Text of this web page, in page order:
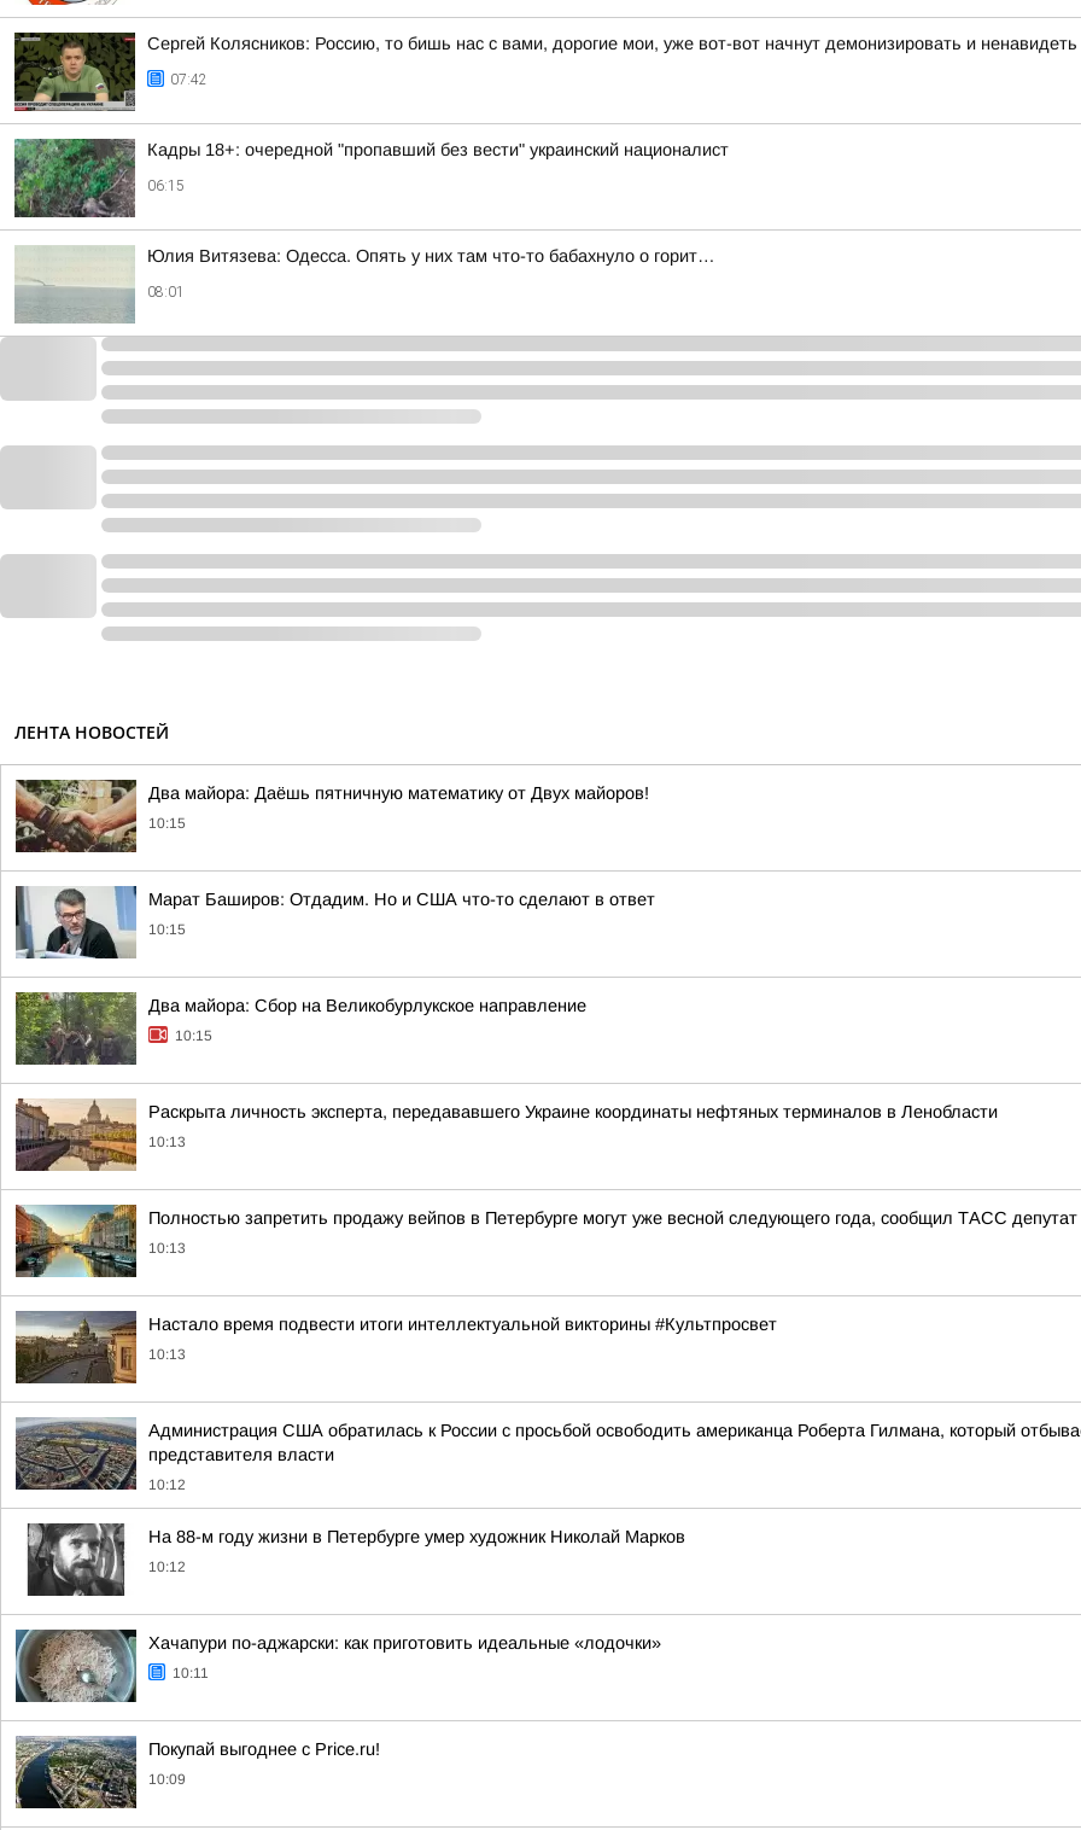
Сергей Колясников: Россию, то бишь нас с вами, дорогие мои, уже вот-вот начнут демонизировать и
07:42
Кадры 18+: очередной "пропавший без вести" украинский националист
06:15
Юлия Витязева: Одесса. Опять у них там что-то бабахнуло о горит…
08:01
ЛЕНТА НОВОСТЕЙ
Два майора: Даёшь пятничную математику от Двух майоров!
10:15
Марат Баширов: Отдадим. Но и США что-то сделают в ответ
10:15
Два майора: Сбор на Великобурлукское направление
10:15
Раскрыта личность эксперта, передававшего Украине координаты нефтяных терминалов в Ленобласти
10:13
Полностью запретить продажу вейпов в Петербурге могут уже весной следующего года, сообщил ТАСС
10:13
Настало время подвести итоги интеллектуальной викторины #Культпросвет
10:13
Администрация США обратилась к России с просьбой освободить американца Роберта Гилмана, который
представителя власти
10:12
На 88-м году жизни в Петербурге умер художник Николай Марков
10:12
Хачапури по-аджарски: как приготовить идеальные «лодочки»
10:11
Покупай выгоднее с Price.ru!
10:09